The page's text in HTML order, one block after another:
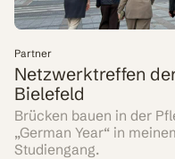
Partner
Netzwerktreffen
Bielefeld
Brücken bauen in der
„German Year“ in
Studiengang.